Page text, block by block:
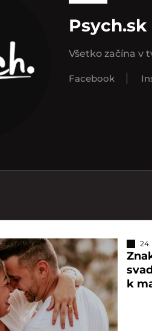
Psych.sk
Všetko začína v
Facebook
k